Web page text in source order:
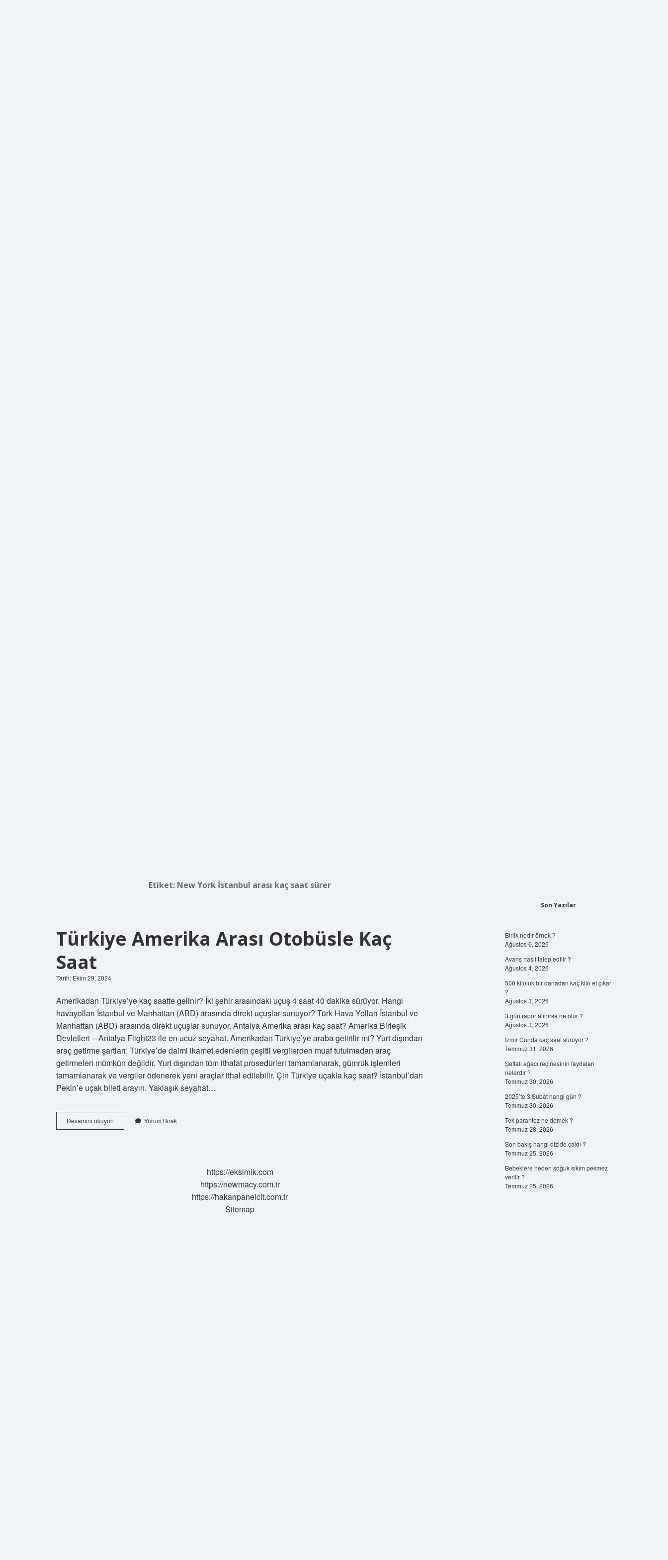
Etiket: New York İstanbul arası kaç saat sürer
Türkiye Amerika Arası Otobüsle Kaç
Saat
Tarih: Ekim 29, 2024
Amerikadan Türkiye’ye kaç saatte gelinir? İki şehir arasındaki uçuş 4 saat 40 dakika sürüyor. Hangi
havayolları İstanbul ve Manhattan (ABD) arasında direkt uçuşlar sunuyor? Türk Hava Yolları İstanbul ve
Manhattan (ABD) arasında direkt uçuşlar sunuyor. Antalya Amerika arası kaç saat? Amerika Birleşik
Devletleri – Antalya Flight23 ile en ucuz seyahat. Amerikadan Türkiye’ye araba getirilir mi? Yurt dışından
araç getirme şartları: Türkiye’de daimi ikamet edenlerin çeşitli vergilerden muaf tutulmadan araç
getirmeleri mümkün değildir. Yurt dışından tüm ithalat prosedürleri tamamlanarak, gümrük işlemleri
tamamlanarak ve vergiler ödenerek yeni araçlar ithal edilebilir. Çin Türkiye uçakla kaç saat? İstanbul’dan
Pekin’e uçak bileti arayın. Yaklaşık seyahat…
Devamını okuyun
Amerika
Yorum Bırak
https://eksimik.com
https://newmacy.com.tr
https://hakanpanelcit.com.tr
Sitemap
Son Yazılar
Birlik nedir örnek ?
Ağustos 6, 2026
Avans nasıl talep edilir ?
Ağustos 4, 2026
500 kiloluk bir danadan kaç kilo et çıkar
?
Ağustos 3, 2026
3 gün rapor alınırsa ne olur ?
Ağustos 3, 2026
İzmir Cunda kaç saat sürüyor ?
Temmuz 31, 2026
Şeftali ağacı reçinesinin faydaları
nelerdir ?
Temmuz 30, 2026
2025’te 3 Şubat hangi gün ?
Temmuz 30, 2026
Tek parantez ne demek ?
Temmuz 28, 2026
Son bakış hangi dizide çaldı ?
Temmuz 25, 2026
Bebeklere neden soğuk sıkım pekmez
verilir ?
Temmuz 25, 2026